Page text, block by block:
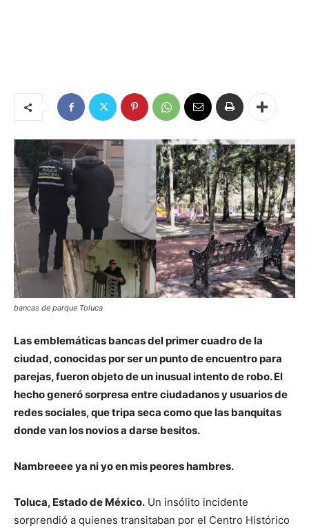
bancas de parque Toluca
Las emblemáticas bancas del primer cuadro de la
ciudad, conocidas por ser un punto de encuentro para
parejas, fueron objeto de un inusual intento de robo. El
hecho generó sorpresa entre ciudadanos y usuarios de
redes sociales, que tripa seca como que las banquitas
donde van los novios a darse besitos.
Nambreeee ya ni yo en mis peores hambres.
Toluca, Estado de México. Un insólito incidente
sorprendió a quienes transitaban por el Centro Histórico